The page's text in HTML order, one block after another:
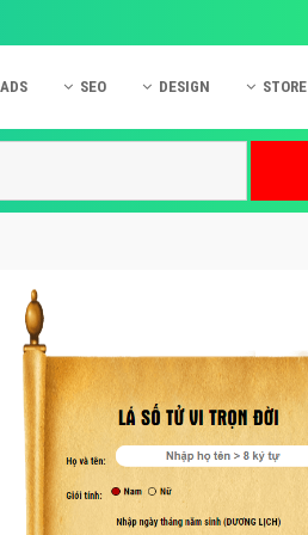
cáo Online
cáo Skype
cáo TVC
cáo Cốc Cốc
ứng dụng hay
SEO DESIGN
Hỏi đáp Website
STORE